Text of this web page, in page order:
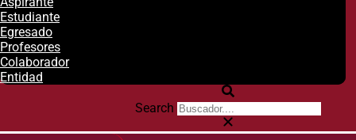
Estudiante
Egresado
Profesores
Colaborador
Entidad
Search